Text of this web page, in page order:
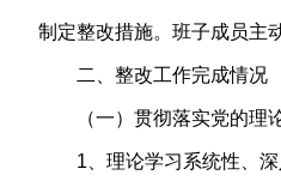
制定整改措施。班子成员主
二、整改工作完成情况
（一）贯彻落实党的
1、理论学习系统性、